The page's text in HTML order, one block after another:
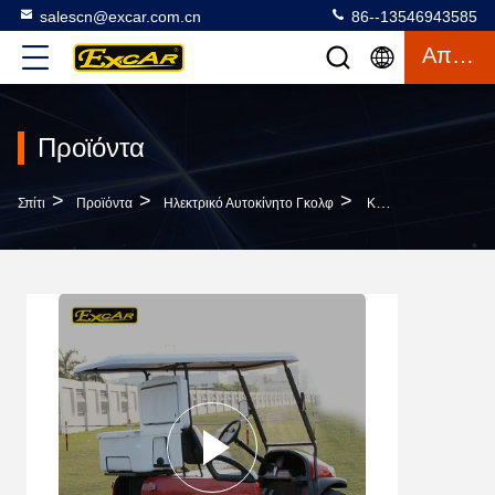
salescn@excar.com.cn 86--13546943585
Απόσπασμα
Προϊόντα
Σπίτι > Προϊόντα > Ηλεκτρικό Αυτοκίνητο Γκολφ > Κόκκινο 48V Τρωικό Αυτοκίνητο Γκολφ Μπαταριών Ηλεκτρικό Με Το Μικρό Παγοκιβώτιο/το Διθέσιο Γκολφ Με Λάθη